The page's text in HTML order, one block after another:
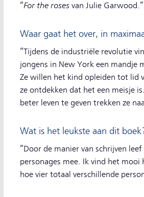
“For the roses van Julie Garwood.”
Waar gaat het over, in
“Tijdens de industriële revolutie
jongens in New York een mandje
Ze willen het kind opleiden tot lid
ze ontdekken dat het een meisje
beter leven te geven trekken ze
Wat is het leukste aan dit
“Door de manier van schrijven
personages mee. Ik vind het mooi
hoe vier totaal verschillende